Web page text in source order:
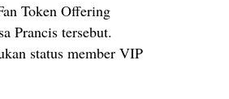
Token Offering
Prancis tersebut.
status member VIP